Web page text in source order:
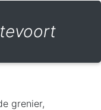
grenier,